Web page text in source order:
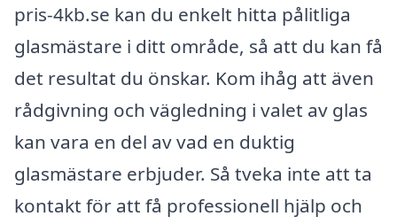
pris-4kb.se kan du enkelt hitta pålitliga
glasmästare i ditt område, så att du kan få
det resultat du önskar. Kom ihåg att även
rådgivning och vägledning i valet av glas
kan vara en del av vad en duktig
glasmästare erbjuder. Så tveka inte att ta
kontakt för att få professionell hjälp och